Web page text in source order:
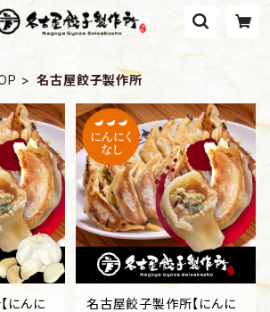
名古屋餃子製作所
にんに
名古屋餃子製作所【にんに